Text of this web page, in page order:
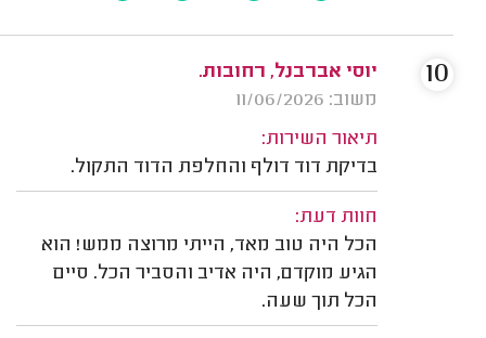
יוסי אברבנל, רחובות.
משוב: 11/06/2026
תיאור השירות:
בדיקת דוד דולף והחלפת הדוד התקול.
חוות דעת:
הכל היה טוב מאד, הייתי מרוצה ממש! הוא
הגיע מוקדם, היה אדיב והסביר הכל. סיים
הכל תוך שעה.
10